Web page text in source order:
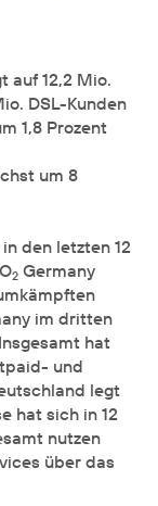
auf 12,2 Mio.
DSL-Kunden
1,8 Prozent
um 8
den letzten 12
2 Germany
im dritten
hat
und
legt
hat sich in 12
nutzen
über das